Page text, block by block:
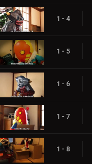
1 - 4
1 - 5
1 - 6
1 - 7
1 - 8